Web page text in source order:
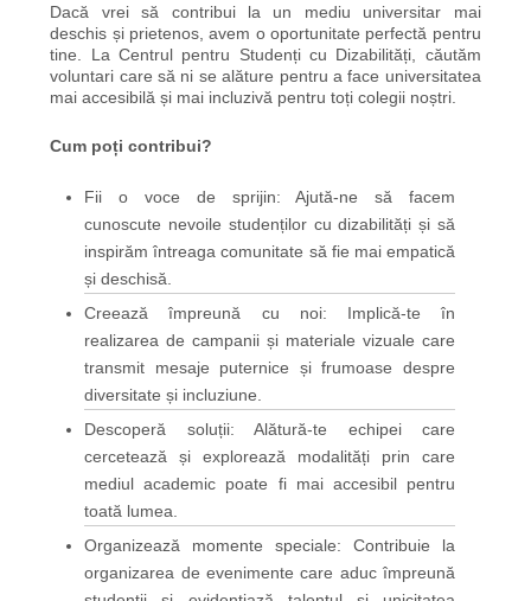
Dacă vrei să contribui la un mediu universitar mai
deschis și prietenos, avem o oportunitate perfectă pentru
tine. La Centrul pentru Studenți cu Dizabilități, căutăm
voluntari care să ni se alăture pentru a face universitatea
mai accesibilă și mai incluzivă pentru toți colegii noștri.
Cum poți contribui?
Fii o voce de sprijin: Ajută-ne să facem
cunoscute nevoile studenților cu dizabilități și să
inspirăm întreaga comunitate să fie mai empatică
și deschisă.
Creează împreună cu noi: Implică-te în
realizarea de campanii și materiale vizuale care
transmit mesaje puternice și frumoase despre
diversitate și incluziune.
Descoperă soluții: Alătură-te echipei care
cercetează și explorează modalități prin care
mediul academic poate fi mai accesibil pentru
toată lumea.
Organizează momente speciale: Contribuie la
organizarea de evenimente care aduc împreună